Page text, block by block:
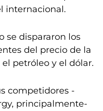
internacional.
se dispararon los
del precio de la
petróleo y el dólar.
competidores -
principalmente-